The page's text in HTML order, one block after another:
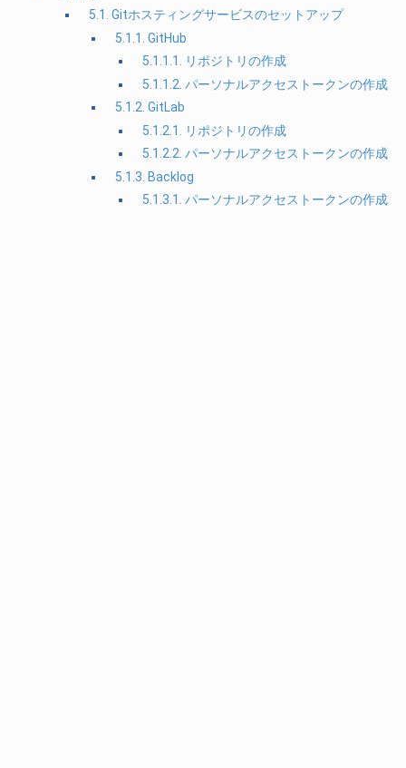
5.1. Gitホスティングサービスのセットアップ
5.1.1. GitHub
5.1.1.1. リポジトリの作成
5.1.1.2. パーソナルアクセストークンの作成
5.1.2. GitLab
5.1.2.1. リポジトリの作成
5.1.2.2. パーソナルアクセストークンの作成
5.1.3. Backlog
5.1.3.1. パーソナルアクセストークンの作成